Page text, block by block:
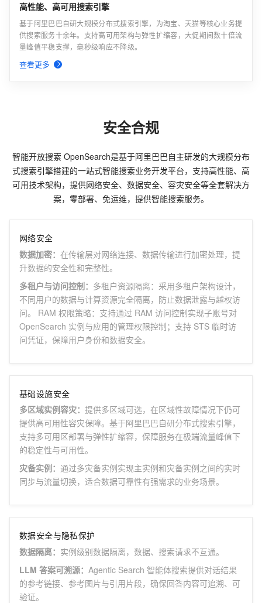
高性能、高可用搜索引擎
基于阿里巴巴自研大规模分布式搜索引擎，为淘宝、天猫等核心业务提
供搜索服务十余年。支持高可用架构与弹性扩缩容，大促期间数十倍流
量峰值平稳支撑，毫秒级响应不降级。
查看更多
安全合规
智能开放搜索 OpenSearch是基于阿里巴巴自主研发的大规模分布
式搜索引擎搭建的一站式智能搜索业务开发平台，支持高性能、高
可用技术架构，提供网络安全、数据安全、容灾安全等全套解决方
案，零部署、免运维，提供智能搜索服务。
网络安全
数据加密： 在传输层对网络连接、数据传输进行加密处理，提
升数据的安全性和完整性。
多租户与访问控制： 多租户资源隔离：采用多租户架构设计，
不同用户的数据与计算资源完全隔离，防止数据泄露与越权访
问。 RAM 权限策略：支持通过 RAM 访问控制实现子账号对
OpenSearch 实例与应用的管理权限控制；支持 STS 临时访
问凭证，保障用户身份和数据安全。
基础设施安全
多区域实例容灾： 提供多区域可选，在区域性故障情况下仍可
提供高可用性容灾保障。基于阿里巴巴自研分布式搜索引擎，
支持多可用区部署与弹性扩缩容，保障服务在极端流量峰值下
的稳定性与可用性。
灾备实例： 通过多灾备实例实现主实例和灾备实例之间的实时
同步与流量切换，适合数据可靠性有强需求的业务场景。
数据安全与隐私保护
数据隔离： 实例级别数据隔离，数据、搜索请求不互通。
LLM 答案可溯源： Agentic Search 智能体搜索提供对话结果
的参考链接、参考图片与引用片段，确保回答内容可追溯、可
验证。